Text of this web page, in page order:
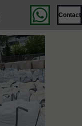
Contact